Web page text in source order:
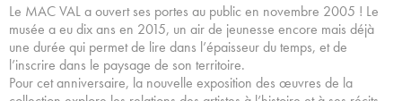
Le MAC VAL a ouvert ses portes au public en novembre 2005 ! Le
musée a eu dix ans en 2015, un air de jeunesse encore mais déjà
une durée qui permet de lire dans l’épaisseur du temps, et de
l’inscrire dans le paysage de son territoire.
Pour cet anniversaire, la nouvelle exposition des œuvres de la